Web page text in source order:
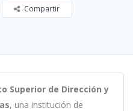
Compartir
Superior de Dirección y
, una institución de